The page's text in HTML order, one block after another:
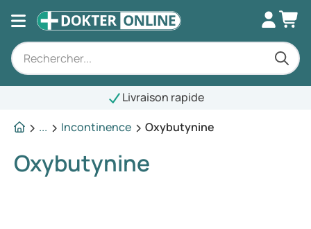
Livraison rapide
...
Incontinence Oxybutynine
Oxybutynine